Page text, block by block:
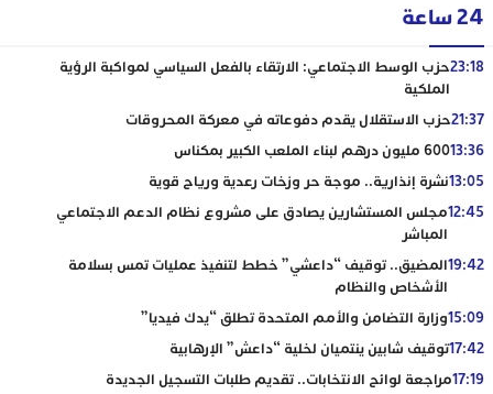
24 ساعة
23:18حزب الوسط الاجتماعي: الارتقاء بالفعل السياسي لمواكبة الرؤية
الملكية
21:37حزب الاستقلال يقدم دفوعاته في معركة المحروقات
13:36600 مليون درهم لبناء الملعب الكبير بمكناس
13:05نشرة إنذارية.. موجة حر وزخات رعدية ورياح قوية
12:45مجلس المستشارين يصادق على مشروع نظام الدعم الاجتماعي
المباشر
19:42المضيق.. توقيف “داعشي” خطط لتنفيذ عمليات تمس بسلامة
الأشخاص والنظام
15:09وزارة التضامن والأمم المتحدة تطلق “يدك فيديا”
17:42توقيف شابين ينتميان لخلية “داعش” الإرهابية
17:19مراجعة لوائح الانتخابات.. تقديم طلبات التسجيل الجديدة